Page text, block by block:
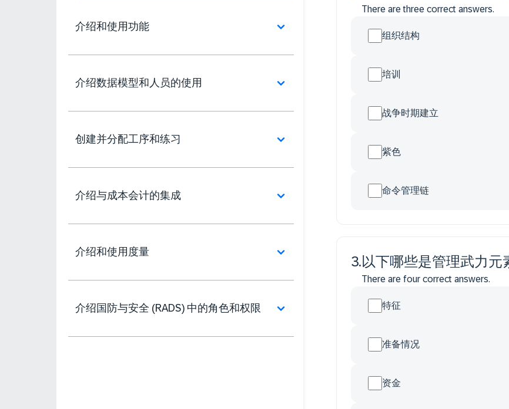
介绍和使用功能
介绍数据模型和人员的使用
创建并分配工序和练习
介绍与成本会计的集成
介绍和使用度量
介绍国防与安全 (RADS) 中的角色和权限
There are three correct answers.
组织结构
培训
战争时期建立
紫色
命令管理链
3.以下哪些是管理武力元
There are four correct answers.
特征
准备情况
资金